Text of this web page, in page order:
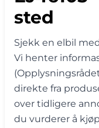
sted
Sjekk en elbil
Vi henter
direkte fra
over tidligere
du vurderer å